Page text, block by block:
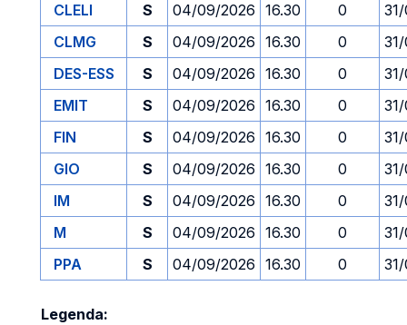
CLELI S 04/09/2026 16.30 0
CLMG
S 04/09/2026 16.30 0
DES-ESS
S 04/09/2026 16.30 0
EMIT
S 04/09/2026 16.30 0
FIN
S 04/09/2026 16.30 0
GIO
S 04/09/2026 16.30 0
IM
S 04/09/2026 16.30 0
M
S 04/09/2026 16.30 0
PPA
S 04/09/2026 16.30 0
Legenda: